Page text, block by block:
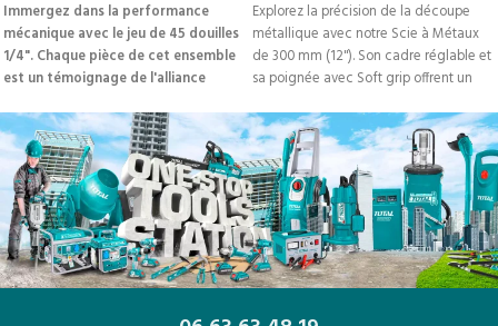
Immergez dans la performance
mécanique avec le jeu de 45 douilles
1/4". Chaque pièce de cet ensemble
est un témoignage de l'alliance
inébranlable, raffinement supérieur
et qualité exceptionnelle. Dans ce
chef-d'œuvre d'ingénierie !
Explorez la précision de la découpe
métallique avec notre Scie à Métaux
de 300 mm (12"). Son cadre réglable et
sa poignée avec Soft grip offrent un
lame de scie 65Mn pour des coupes
nettes. Emballée dans une carte papier
pour une protection optimale.